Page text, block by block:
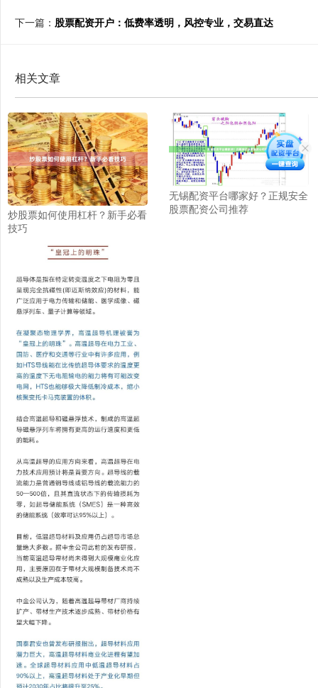
下一篇： 股票配资开户：低费率透明，风控专业，交易直达
相关文章
炒股票如何使用杠杆？新手必看
技巧
无锡配资平台哪家好？正规安全
股票配资公司推荐